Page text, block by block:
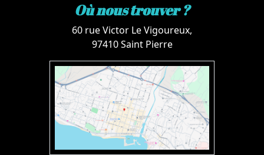
Où nous trouver ?
60 rue Victor Le Vigoureux,
97410 Saint Pierre